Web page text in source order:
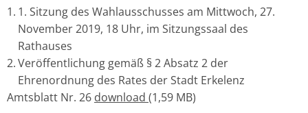
1. Sitzung des Wahlausschusses am Mittwoch, 27.
November 2019, 18 Uhr, im Sitzungssaal des
Rathauses
Veröffentlichung gemäß § 2 Absatz 2 der
Ehrenordnung des Rates der Stadt Erkelenz
Amtsblatt Nr. 26 download (1,59 MB)